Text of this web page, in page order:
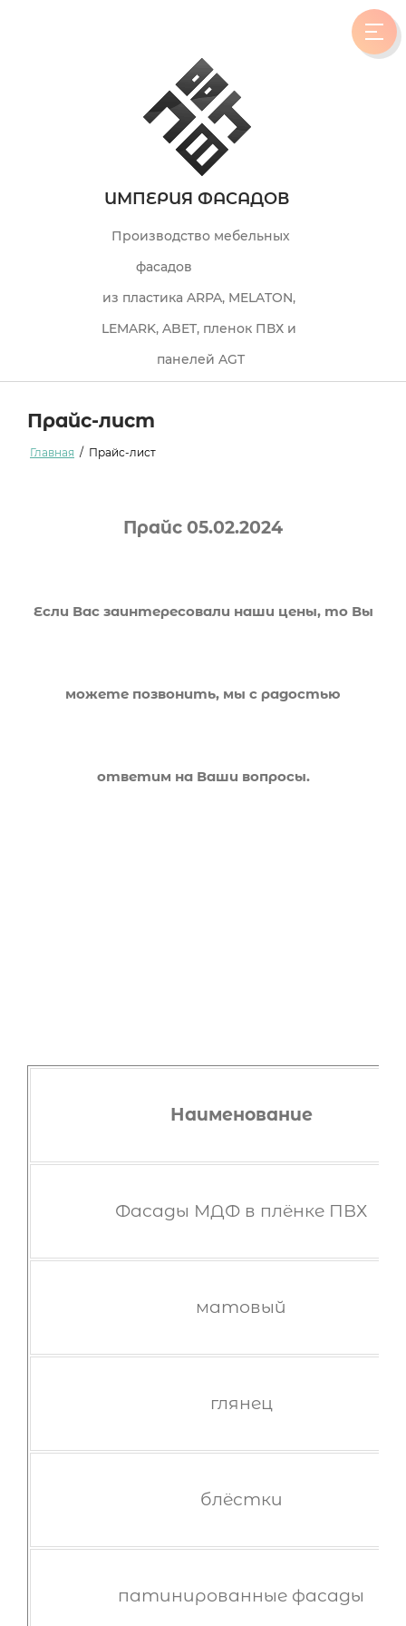
ИМПЕРИЯ ФАСАДОВ
Производство мебельных
фасадов
из пластика ARPA, MELATON,
LEMARK, ABET, пленок ПВХ и
панелей AGT
Прайс-лист
Главная / Прайс-лист
Прайс 05.02.2024
Если Вас заинтересовали наши цены, то Вы
можете позвонить, мы с радостью
ответим на Ваши вопросы.
Наименование
Фасады МДФ в плёнке ПВХ
матовый
глянец
блёстки
патинированные фасады